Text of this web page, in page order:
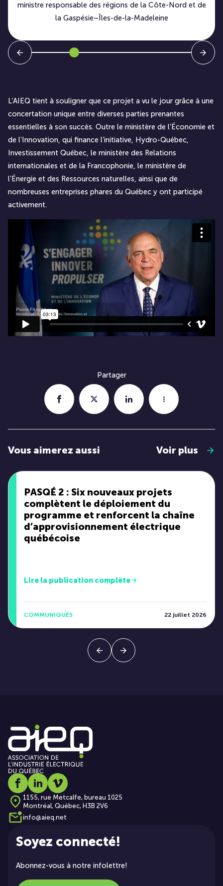
ministre responsable des régions de la Côte-Nord et de
la Gaspésie–Îles-de-la-Madeleine
L’AIEQ tient à souligner que ce projet a vu le jour grâce à une
concertation unique entre diverses parties prenantes
essentielles à son succès. Outre le ministère de l’Économie et
de l’Innovation, qui finance l’initiative, Hydro-Québec,
Investissement Québec, le ministère des Relations
internationales et de la Francophonie, le ministère de
l’Énergie et des Ressources naturelles, ainsi que de
nombreuses entreprises phares du Québec y ont participé
activement.
Partager
Vous aimerez aussi Voir plus
PASQÉ 2 : Six nouveaux projets
complètent le déploiement du
programme et renforcent la chaîne
d’approvisionnement électrique
québécoise
Lire la publication complète
COMMUNIQUÉS 22 juillet 2026
Social media link icon-facebook
Social media link icon-linkedin
Social media link icon-vimeo
1155, rue Metcalfe, bureau 1025
Montréal, Québec, H3B 2V6
info@aieq.net
Soyez connecté!
Abonnez-vous à notre infolettre!